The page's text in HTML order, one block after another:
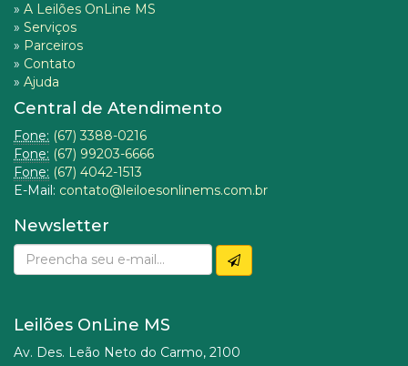
» A Leilões OnLine MS
» Serviços
» Parceiros
» Contato
» Ajuda
Central de Atendimento
Fone: (67) 3388-0216
Fone: (67) 99203-6666
Fone: (67) 4042-1513
E-Mail: contato@leiloesonlinems.com.br
Newsletter
Leilões OnLine MS
Av. Des. Leão Neto do Carmo, 2100